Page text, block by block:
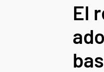
El